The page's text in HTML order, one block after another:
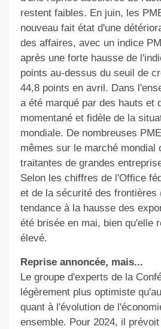
restent faibles. En juin, les
nouveau fait état d'une
des affaires, avec un indice
après une forte hausse de
points au-dessus du seuil de
44,8 points en avril. Dans
a été marqué par des hauts et
momentané et fidèle de la
mondiale. De nombreuses
mêmes sur le marché mondial
traitantes de grandes
Selon les chiffres de l'Office
et de la sécurité des frontières
tendance à la hausse des
été brisée en mai, bien qu'elle
élevé.
Reprise annoncée, mais...
Le groupe d'experts de la
légèrement plus optimiste
quant à l'évolution de
ensemble. Pour 2024, il